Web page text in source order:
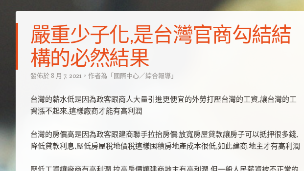
嚴重少子化,是台灣官商勾結結
構的必然結果
發佈於 8 月 7, 2021 ， 作者為 「國際中心／綜合報導」
台灣的薪水低是因為政客跟商人大量引進更便宜的外勞打壓台灣的工資,讓台灣的工
資漲不起來,這樣廠商才能有高利潤
台灣的房價高是因為政客跟建商聯手拉抬房價:放寬房屋貸款讓房子可以抵押很多錢,
降低貸款利息,壓低房屋稅地價稅這樣囤積房地產成本很低,如此建商.地主才有高利潤
壓低工資讓廠商有高利潤,拉高房價讓建商地主有高利潤,但一般人民薪資被不正常的